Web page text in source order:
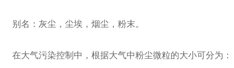
别名：灰尘，尘埃，烟尘，粉末。
在大气污染控制中，根据大气中粉尘微粒的大小可分为：